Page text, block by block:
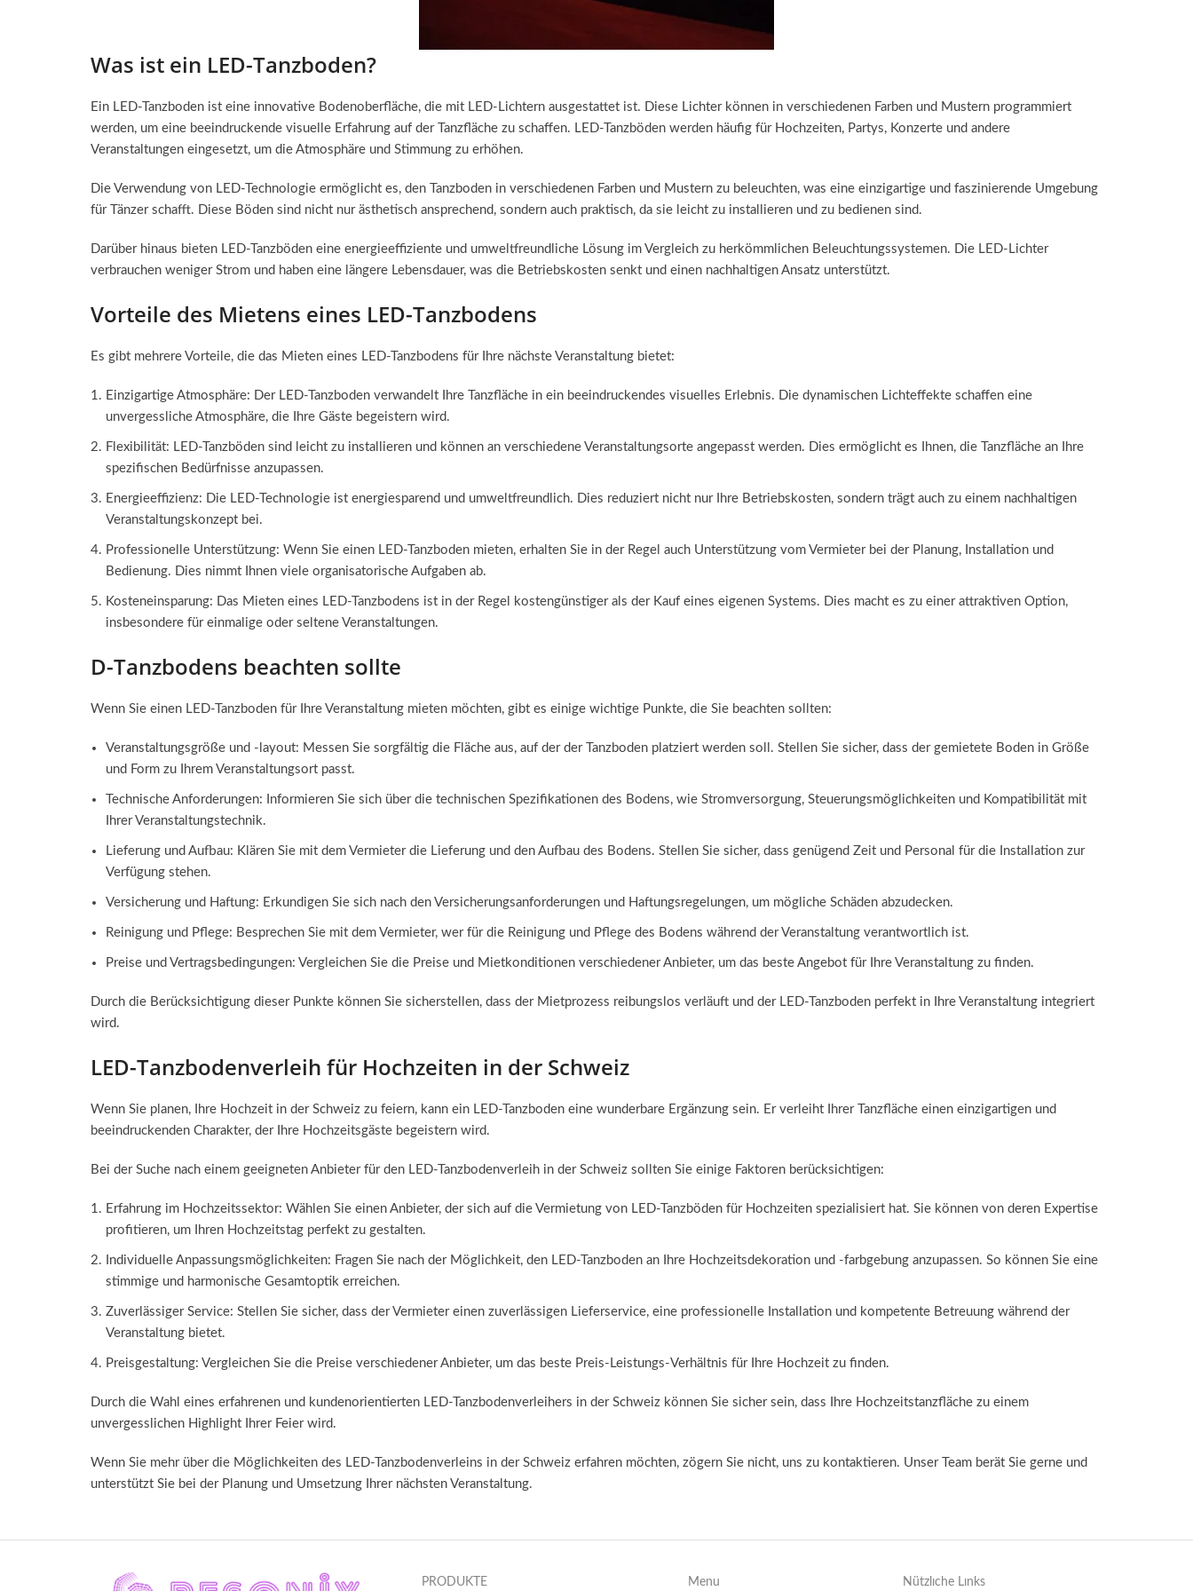
Was ist ein LED-Tanzboden?
Ein LED-Tanzboden ist eine innovative Bodenoberfläche, die mit LED-Lichtern ausgestattet ist. Diese Lichter können in verschiedenen Farben und Mustern programmiert
werden, um eine beeindruckende visuelle Erfahrung auf der Tanzfläche zu schaffen. LED-Tanzböden werden häufig für Hochzeiten, Partys, Konzerte und andere
Veranstaltungen eingesetzt, um die Atmosphäre und Stimmung zu erhöhen.
Die Verwendung von LED-Technologie ermöglicht es, den Tanzboden in verschiedenen Farben und Mustern zu beleuchten, was eine einzigartige und faszinierende Umgebung
für Tänzer schafft. Diese Böden sind nicht nur ästhetisch ansprechend, sondern auch praktisch, da sie leicht zu installieren und zu bedienen sind.
Darüber hinaus bieten LED-Tanzböden eine energieeffiziente und umweltfreundliche Lösung im Vergleich zu herkömmlichen Beleuchtungssystemen. Die LED-Lichter
verbrauchen weniger Strom und haben eine längere Lebensdauer, was die Betriebskosten senkt und einen nachhaltigen Ansatz unterstützt.
Vorteile des Mietens eines LED-Tanzbodens
Es gibt mehrere Vorteile, die das Mieten eines LED-Tanzbodens für Ihre nächste Veranstaltung bietet:
Einzigartige Atmosphäre: Der LED-Tanzboden verwandelt Ihre Tanzfläche in ein beeindruckendes visuelles Erlebnis. Die dynamischen Lichteffekte schaffen eine
unvergessliche Atmosphäre, die Ihre Gäste begeistern wird.
Flexibilität: LED-Tanzböden sind leicht zu installieren und können an verschiedene Veranstaltungsorte angepasst werden. Dies ermöglicht es Ihnen, die Tanzfläche an Ihre
spezifischen Bedürfnisse anzupassen.
Energieeffizienz: Die LED-Technologie ist energiesparend und umweltfreundlich. Dies reduziert nicht nur Ihre Betriebskosten, sondern trägt auch zu einem nachhaltigen
Veranstaltungskonzept bei.
Professionelle Unterstützung: Wenn Sie einen LED-Tanzboden mieten, erhalten Sie in der Regel auch Unterstützung vom Vermieter bei der Planung, Installation und
Bedienung. Dies nimmt Ihnen viele organisatorische Aufgaben ab.
Kosteneinsparung: Das Mieten eines LED-Tanzbodens ist in der Regel kostengünstiger als der Kauf eines eigenen Systems. Dies macht es zu einer attraktiven Option,
insbesondere für einmalige oder seltene Veranstaltungen.
D-Tanzbodens beachten sollte
Wenn Sie einen LED-Tanzboden für Ihre Veranstaltung mieten möchten, gibt es einige wichtige Punkte, die Sie beachten sollten:
Veranstaltungsgröße und -layout: Messen Sie sorgfältig die Fläche aus, auf der der Tanzboden platziert werden soll. Stellen Sie sicher, dass der gemietete Boden in Größe
und Form zu Ihrem Veranstaltungsort passt.
Technische Anforderungen: Informieren Sie sich über die technischen Spezifikationen des Bodens, wie Stromversorgung, Steuerungsmöglichkeiten und Kompatibilität mit
Ihrer Veranstaltungstechnik.
Lieferung und Aufbau: Klären Sie mit dem Vermieter die Lieferung und den Aufbau des Bodens. Stellen Sie sicher, dass genügend Zeit und Personal für die Installation zur
Verfügung stehen.
Versicherung und Haftung: Erkundigen Sie sich nach den Versicherungsanforderungen und Haftungsregelungen, um mögliche Schäden abzudecken.
Reinigung und Pflege: Besprechen Sie mit dem Vermieter, wer für die Reinigung und Pflege des Bodens während der Veranstaltung verantwortlich ist.
Preise und Vertragsbedingungen: Vergleichen Sie die Preise und Mietkonditionen verschiedener Anbieter, um das beste Angebot für Ihre Veranstaltung zu finden.
Durch die Berücksichtigung dieser Punkte können Sie sicherstellen, dass der Mietprozess reibungslos verläuft und der LED-Tanzboden perfekt in Ihre Veranstaltung integriert
wird.
LED-Tanzbodenverleih für Hochzeiten in der Schweiz
Wenn Sie planen, Ihre Hochzeit in der Schweiz zu feiern, kann ein LED-Tanzboden eine wunderbare Ergänzung sein. Er verleiht Ihrer Tanzfläche einen einzigartigen und
beeindruckenden Charakter, der Ihre Hochzeitsgäste begeistern wird.
Bei der Suche nach einem geeigneten Anbieter für den LED-Tanzbodenverleih in der Schweiz sollten Sie einige Faktoren berücksichtigen:
Erfahrung im Hochzeitssektor: Wählen Sie einen Anbieter, der sich auf die Vermietung von LED-Tanzböden für Hochzeiten spezialisiert hat. Sie können von deren Expertise
profitieren, um Ihren Hochzeitstag perfekt zu gestalten.
Individuelle Anpassungsmöglichkeiten: Fragen Sie nach der Möglichkeit, den LED-Tanzboden an Ihre Hochzeitsdekoration und -farbgebung anzupassen. So können Sie eine
stimmige und harmonische Gesamtoptik erreichen.
Zuverlässiger Service: Stellen Sie sicher, dass der Vermieter einen zuverlässigen Lieferservice, eine professionelle Installation und kompetente Betreuung während der
Veranstaltung bietet.
Preisgestaltung: Vergleichen Sie die Preise verschiedener Anbieter, um das beste Preis-Leistungs-Verhältnis für Ihre Hochzeit zu finden.
Durch die Wahl eines erfahrenen und kundenorientierten LED-Tanzbodenverleihers in der Schweiz können Sie sicher sein, dass Ihre Hochzeitstanzfläche zu einem
unvergesslichen Highlight Ihrer Feier wird.
Wenn Sie mehr über die Möglichkeiten des LED-Tanzbodenverleins in der Schweiz erfahren möchten, zögern Sie nicht, uns zu kontaktieren. Unser Team berät Sie gerne und
unterstützt Sie bei der Planung und Umsetzung Ihrer nächsten Veranstaltung.
PRODUKTE Menu Nützlıche Lınks